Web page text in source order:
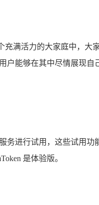
满活力的大家庭中，
能够在其中尽情展现自
务进行试用，这些试用
是体验版。